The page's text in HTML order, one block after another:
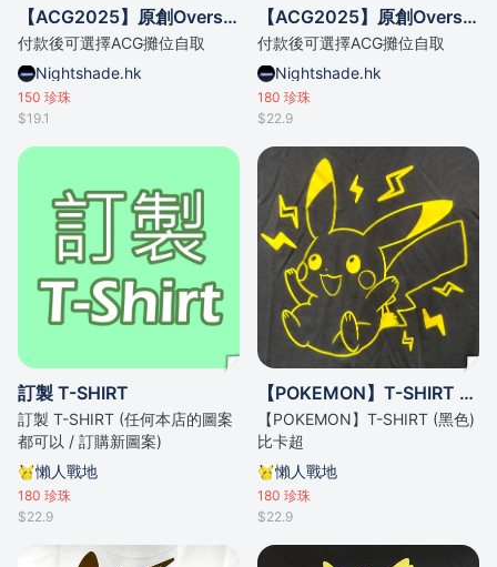
【ACG2025】原創Oversize短袖T
付款後可選擇ACG攤位自取
Nightshade.hk
150 珍珠
$19.1
【ACG2025】原創Oversize長袖T
付款後可選擇ACG攤位自取
Nightshade.hk
180 珍珠
$22.9
訂製 T-SHIRT
訂製 T-SHIRT (任何本店的圖案
都可以 / 訂購新圖案)
懶人戰地
180 珍珠
$22.9
【POKEMON】T-SHIRT (黑色) 比卡超
【POKEMON】T-SHIRT (黑色)
比卡超
懶人戰地
180 珍珠
$22.9